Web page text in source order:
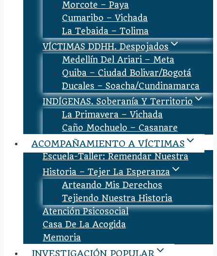
Morcote – Paya
Cumaribo – Vichada
La Tebaida – Tolima
VÍCTIMAS DDHH. Despojados
Medellín Del Ariari – Meta
Quiba – Ciudad Bolivar/Bogotá
Ducales – Soacha/Cundinamarca
INDÍGENAS. Soberanía Y Territorio
La Primavera – Vichada
Caño Mochuelo – Casanare
ACOMPAÑAMIENTO A VÍCTIMAS
Escuela-Taller: Remendar Nuestra
Historia – Tejer La Esperanza
Arteando Mis Derechos
Tejiendo Nuestra Historia
Atención Psicosocial
Casa De La Acogida
Memoria
INVESTIGACIÓN POPULAR